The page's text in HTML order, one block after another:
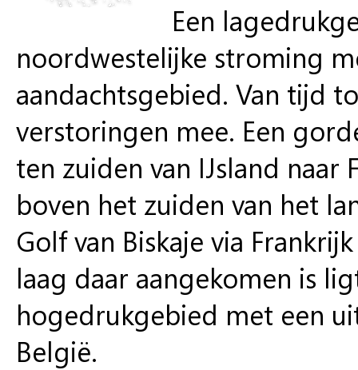
Een
noordwestelijke stroming
aandachtsgebied. Van tijd
verstoringen mee. Een
ten zuiden van IJsland
boven het zuiden van het
Golf van Biskaje via
laag daar aangekomen is
hogedrukgebied met een
België.